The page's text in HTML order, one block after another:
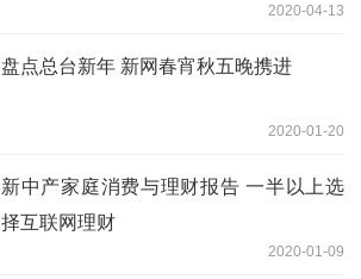
2020-04-13
盘点总台新年 新网春宵秋五晚携进
2020-01-20
新中产家庭消费与理财报告 一半以上选
择互联网理财
2020-01-09